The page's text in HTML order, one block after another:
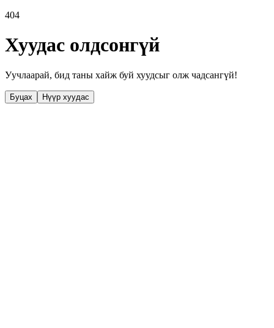
404
Хуудас олдсонгүй
Уучлаарай, бид таны хайж буй хуудсыг олж чадсангүй!
Буцах Нүүр хуудас